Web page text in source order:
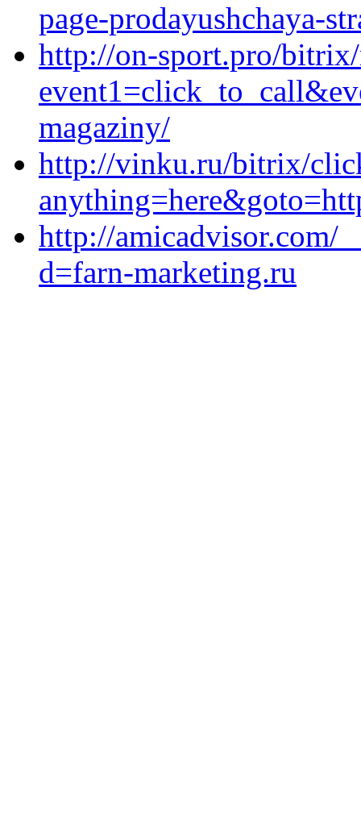
page-prodayushchaya-
http://on-sport.pro/
magaziny/
http://vinku.ru/bitrix/
http://amicadvisor.com/
d=farn-marketing.ru